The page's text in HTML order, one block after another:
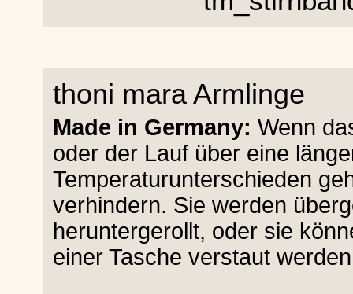
thoni mara Armlinge
Made in Germany: Wenn
oder der Lauf über eine
Temperaturunterschieden
verhindern. Sie werden
heruntergerollt, oder sie
einer Tasche verstaut